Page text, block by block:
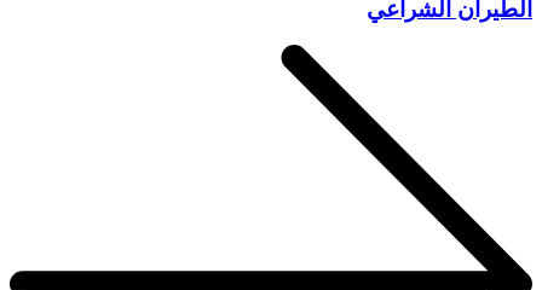
الطيران الشراعي